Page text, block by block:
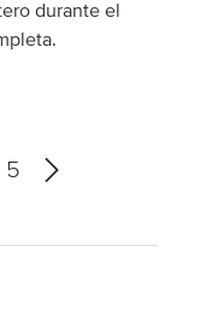
durante el
5
g